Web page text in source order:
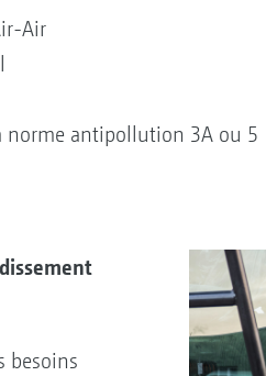
Air
norme antipollution 3A ou 5
besoins